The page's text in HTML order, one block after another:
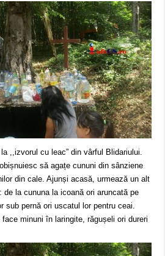
,,izvorul cu leac” din vârful Blidariului.
să agațe cununi din sânziene
din cale. Ajunși acasă, urmează un alt
de la cununa la icoană ori aruncată pe
sub pernă ori uscatul lor pentru ceai.
minuni în laringite, răgușeli ori dureri